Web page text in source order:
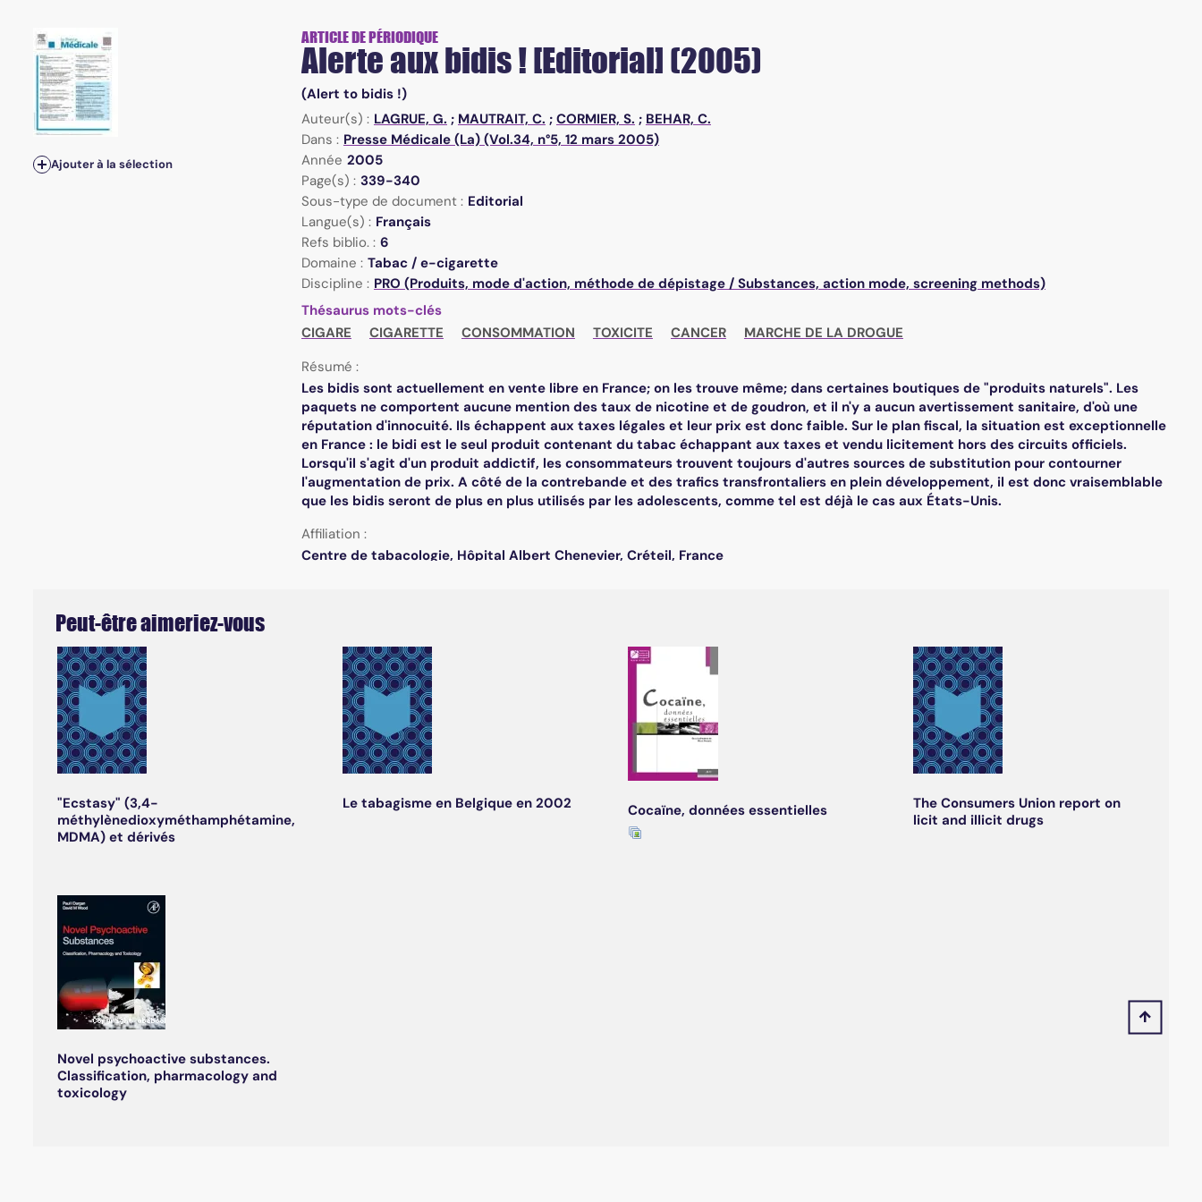
Ajouter à la sélection
ARTICLE DE PÉRIODIQUE
Alerte aux bidis ! [Editorial] (2005)
(Alert to bidis !)
Auteur(s) : LAGRUE, G. ; MAUTRAIT, C. ; CORMIER, S. ; BEHAR, C.
Dans : Presse Médicale (La) (Vol.34, n°5, 12 mars 2005)
Année 2005
Page(s) : 339-340
Sous-type de document : Editorial
Langue(s) : Français
Refs biblio. : 6
Domaine : Tabac / e-cigarette
Discipline : PRO (Produits, mode d'action, méthode de dépistage / Substances, action mode, screening methods)
Thésaurus mots-clés
CIGARE
CIGARETTE CONSOMMATION TOXICITE CANCER
MARCHE DE LA DROGUE
Résumé :
Les bidis sont actuellement en vente libre en France; on les trouve même; dans certaines boutiques de "produits naturels". Les
paquets ne comportent aucune mention des taux de nicotine et de goudron, et il n'y a aucun avertissement sanitaire, d'où une
réputation d'innocuité. Ils échappent aux taxes légales et leur prix est donc faible. Sur le plan fiscal, la situation est exceptionnelle
en France : le bidi est le seul produit contenant du tabac échappant aux taxes et vendu licitement hors des circuits officiels.
Lorsqu'il s'agit d'un produit addictif, les consommateurs trouvent toujours d'autres sources de substitution pour contourner
l'augmentation de prix. A côté de la contrebande et des trafics transfrontaliers en plein développement, il est donc vraisemblable
que les bidis seront de plus en plus utilisés par les adolescents, comme tel est déjà le cas aux États-Unis.
Affiliation :
Centre de tabacologie, Hôpital Albert Chenevier, Créteil, France
Peut-être aimeriez-vous
"Ecstasy" (3,4-
méthylènedioxyméthamphétamine,
MDMA) et dérivés
Le tabagisme en Belgique en 2002 Cocaïne, données essentielles
The Consumers Union report on
licit and illicit drugs
Novel psychoactive substances.
Classification, pharmacology and
toxicology